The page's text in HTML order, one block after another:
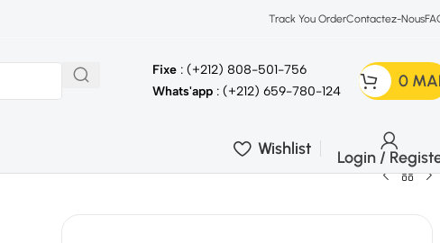
Track You OrderContactez-Nous
Fixe : (+212) 808-501-756
Whats'app : (+212) 659-780-124
0
Wishlist Login /